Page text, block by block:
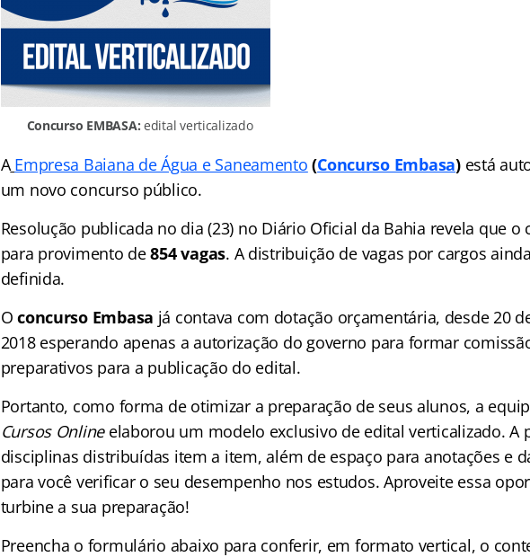
Concurso EMBASA: edital verticalizado
A Empresa Baiana de Água e Saneamento (Concurso Embasa)está
um novo concurso público.
Resolução publicada no dia (23) no Diário Oficial da Bahia revela que o
para provimento de854 vagas. A distribuição de vagas por cargos
definida.
Oconcurso Embasa já contava com dotação orçamentária, desde 20
2018 esperando apenas a autorização do governo para formar
preparativos para a publicação do edital.
Portanto, como forma de otimizar a preparação de seus alunos, a
Cursos Onlineelaborou um modelo exclusivo de edital verticalizado. A
disciplinas distribuídas item a item, além de espaço para anotações e
para você verificar o seu desempenho nos estudos. Aproveite essa
turbine a sua preparação!
Preencha o formulário abaixo para conferir, em formato vertical, o